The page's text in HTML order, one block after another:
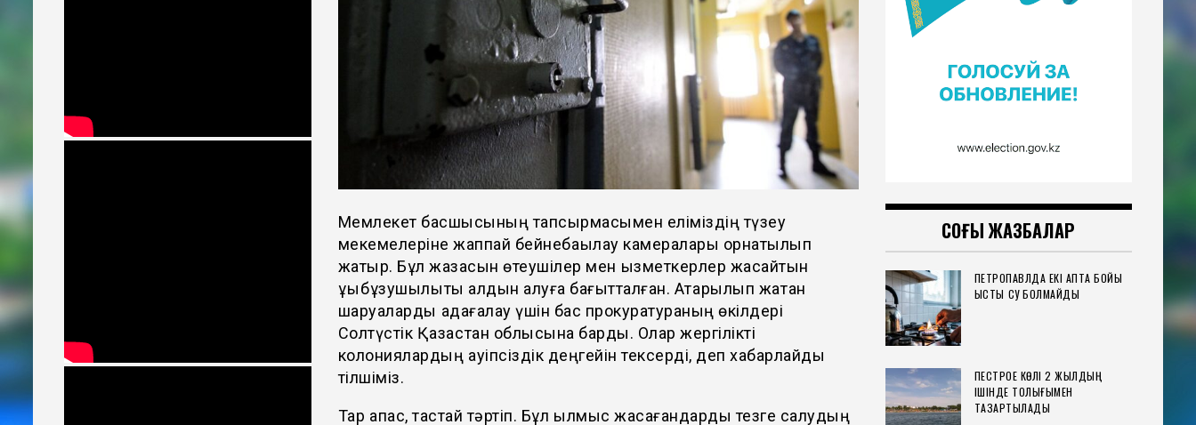
Мемлекет басшысының тапсырмасымен еліміздің түзеу
мекемелеріне жаппай бейнебақылау камералары орнатылып
жатыр. Бұл жазасын өтеушілер мен қызметкерлер жасайтын
құқықбұзушылықты алдын алуға бағытталған. Атқарылып жатқан
шаруаларды қадағалау үшін бас прокуратураның өкілдері
Солтүстік Қазақстан облысына барды. Олар жергілікті
колониялардың қауіпсіздік деңгейін тексерді, деп хабарлайды
тілшіміз.
Тар қапас, тастай тәртіп. Бұл қылмыс жасағандарды тезге салудың
СОҢҒЫ ЖАЗБАЛАР
ПЕТРОПАВЛДА ЕКІ АПТА БОЙЫ
ЫСТЫҚ СУ БОЛМАЙДЫ
ПЕСТРОЕ КӨЛІ 2 ЖЫЛДЫҢ
ІШІНДЕ ТОЛЫҒЫМЕН
ТАЗАРТЫЛАДЫ